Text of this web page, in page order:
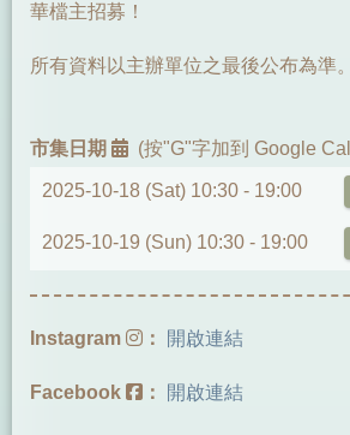
華檔主招募！
所有資料以主辦單位之最後公布為準。
市集日期 (按"G"字加到 Google
2025-10-18 (Sat) 10:30 - 19:00
2025-10-19 (Sun) 10:30 - 19:00
Instagram ： 開啟連結
Facebook ： 開啟連結